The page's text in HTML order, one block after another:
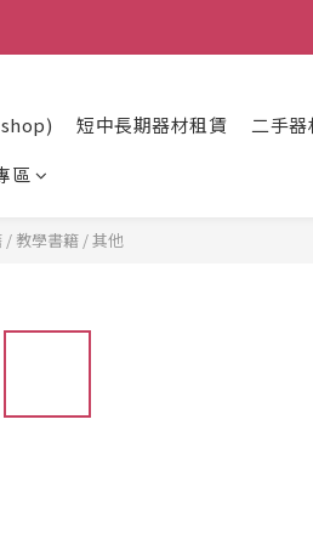
短中長期器材租賃
二手
區
/ 教學書籍 /其他